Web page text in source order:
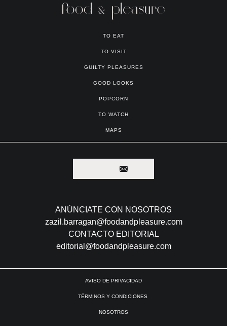
zazil.barragan@foodandpleasure.com
CONTACTO EDITORIAL
editorial@foodandpleasure.com
AVISO DE PRIVACIDAD